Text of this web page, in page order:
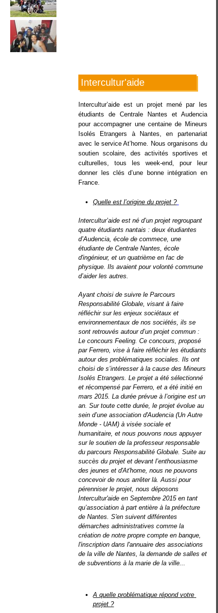
Intercultur'aide
Intercultur’aide est un projet mené par les
étudiants de Centrale Nantes et Audencia
pour accompagner une centaine de Mineurs
Isolés Etrangers à Nantes, en partenariat
avec le service At’home. Nous organisons du
soutien scolaire, des activités sportives et
culturelles, tous les week-end, pour leur
donner les clés d’une bonne intégration en
France.
Quelle est l’origine du projet ?
Intercultur’aide est né d’un projet regroupant
quatre étudiants nantais : deux étudiantes
d’Audencia, école de commece, une
étudiante de Centrale Nantes, école
d'ingénieur, et un quatrième en fac de
physique. Ils avaient pour volonté commune
d’aider les autres.
Ayant choisi de suivre le Parcours
Responsabilité Globale, visant à faire
réfléchir sur les enjeux sociétaux et
environnementaux de nos sociétés, ils se
sont retrouvés autour d’un projet commun :
Le concours Feeling. Ce concours, proposé
par Ferrero, vise à faire réfléchir les étudiants
autour des problématiques sociales. Ils ont
choisi de s’intéresser à la cause des Mineurs
Isolés Etrangers.Le projet a été sélectionné
et récompensé par Ferrero, et a été initié en
mars 2015. La durée prévue à l’origine est un
an. Sur toute cette durée, le projet évolue au
sein d’une association d'Audencia (Un Autre
Monde - UAM) à visée sociale et
humanitaire, et nous pouvons nous appuyer
sur le soutien de la professeur responsable
du parcours Responsabilité Globale. Suite au
succès du projet et devant l’enthousiasme
des jeunes et d'At'home, nous ne pouvons
concevoir de nous arrêter là. Aussi pour
pérenniser le projet, nous déposons
Intercultur'aide en Septembre 2015 en tant
qu’association à part entière à la préfecture
de Nantes. S'en suivent différentes
démarches administratives comme la
création de notre propre compte en banque,
l'inscription dans l'annuaire des associations
de la ville de Nantes, la demande de salles et
de subventions à la marie de la ville...
A quelle problématique répond votre
projet ?